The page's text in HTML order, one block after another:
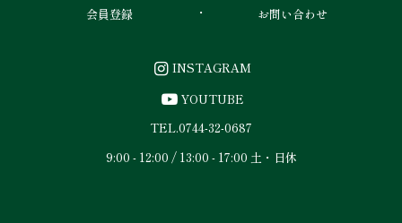
会員登録
お問い合わせ
INSTAGRAM
YOUTUBE
TEL.0744-32-0687
9:00 - 12:00 / 13:00 - 17:00 土・日休